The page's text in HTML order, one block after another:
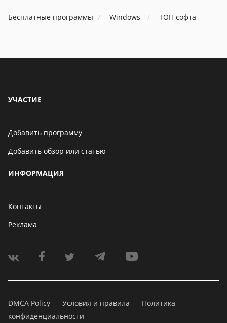
Бесплатные программы Windows ТОП софта
УЧАСТИЕ
Добавить программу
Добавить обзор или статью
ИНФОРМАЦИЯ
Контакты
Реклама
DMCA Policy Условия и правила
Политика
конфиденциальности